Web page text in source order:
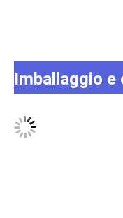
Imballaggio e